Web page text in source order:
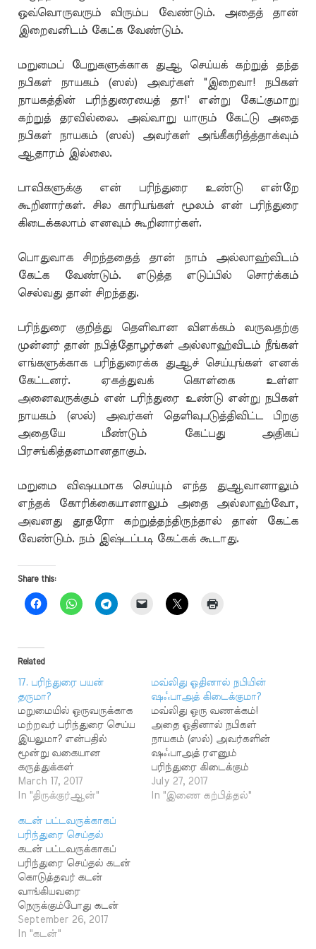
ஒவ்வொருவரும் விரும்ப வேண்டும். அதைத் தான்
இறைவனிடம் கேட்க வேண்டும்.
மறுமைப் பேறுகளுக்காக துஆ செய்யக் கற்றுத் தந்த
நபிகள் நாயகம் (ஸல்) அவர்கள் "இறைவா! நபிகள்
நாயகத்தின் பரிந்துரையைத் தா!' என்று கேட்குமாறு
கற்றுத் தரவில்லை. அவ்வாறு யாரும் கேட்டு அதை
நபிகள் நாயகம் (ஸல்) அவர்கள் அங்கீகரித்த்தாக்வும்
ஆதாரம் இல்லை.
பாவிகளுக்கு என் பரிந்துரை உண்டு என்றே
கூறினார்கள். சில காரியங்கள் மூலம் என் பரிந்துரை
கிடைக்கலாம் எனவும் கூறினார்கள்.
பொதுவாக சிறந்ததைத் தான் நாம் அல்லாஹ்விடம்
கேட்க வேண்டும். எடுத்த எடுப்பில் சொர்க்கம்
செல்வது தான் சிறந்தது.
பரிந்துரை குறித்து தெளிவான விளக்கம் வருவதற்கு
முன்னர் தான் நபித்தோழர்கள் அல்லாஹ்விடம் நீங்கள்
எங்களுக்காக பரிந்துரைக்க துஆச் செய்யுங்கள் எனக்
கேட்டனர். ஏகத்துவக் கொள்கை உள்ள
அனைவருக்கும் என் பரிந்துரை உண்டு என்று நபிகள்
நாயகம் (ஸல்) அவர்கள் தெளிவுபடுத்திவிட்ட பிறகு
அதையே மீண்டும் கேட்பது அதிகப்
பிரசங்கித்தனமானதாகும்.
மறுமை விஷயமாக செய்யும் எந்த துஆவானாலும்
எந்தக் கோரிக்கையானாலும் அதை அல்லாஹ்வோ,
அவனது தூதரோ கற்றுத்தந்திருந்தால் தான் கேட்க
வேண்டும். நம் இஷ்டப்படி கேட்கக் கூடாது.
Share this:
Related
17. பரிந்துரை பயன்
தருமா?
மறுமையில் ஒருவருக்காக
மற்றவர் பரிந்துரை செய்ய
இயலுமா? என்பதில்
மூன்று வகையான
கருத்துக்கள்
கூறப்படுகின்றன. 1.
அறவே பரிந்துரை
நல்லடியார்களும்,
நபிமார்களும்
விரும்பியவர்களுக்குப்
பரிந்துரை செய்வார்கள்.
3. நிபந்தனையுடன்
பரிந்துரை உண்டு.
இம்மூன்று கருத்துக்களில்
முதல் இரண்டு
கருத்துக்களும் தவறாகும்.
March 17, 2017
In "திருக்குர்ஆன்"
மவ்லிது ஓதினால் நபியின்
ஷஃபாஅத் கிடைக்குமா?
மவ்லிது ஒரு வணக்கம்!
அதை ஓதினால் நபிகள்
நாயகம் (ஸல்) அவர்களின்
ஷஃபாஅத் ரஎனும்
பரிந்துரை கிடைக்கும்
என்ற நம்பிக்கையில்
மார்க்கத்தை அறியாத
July 27, 2017
In "இணை கற்பித்தல்"
கடன் பட்டவருக்காகப்
பரிந்துரை செய்தல்
கடன் பட்டவருக்காகப்
பரிந்துரை செய்தல் கடன்
கொடுத்தவர் கடன்
வாங்கியவரை
நெருக்கும்போது கடன்
வாங்கியவர் பரிந்துரை
செய்யுமாறு கோரிக்கை
September 26, 2017
In "கடன்"